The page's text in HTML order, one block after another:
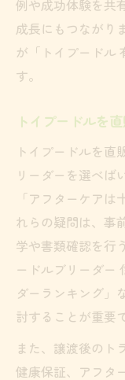
例や成功体験を共
成長にもつながり
が「トイプードル
す。
トイプードルを
トイプードルを
リーダーを選べば
「アフターケア
れらの疑問は、事
学や書類確認を行
ードルブリーダー
ダーランキング」
討することが重要
また、譲渡後のト
健康保証、アフタ